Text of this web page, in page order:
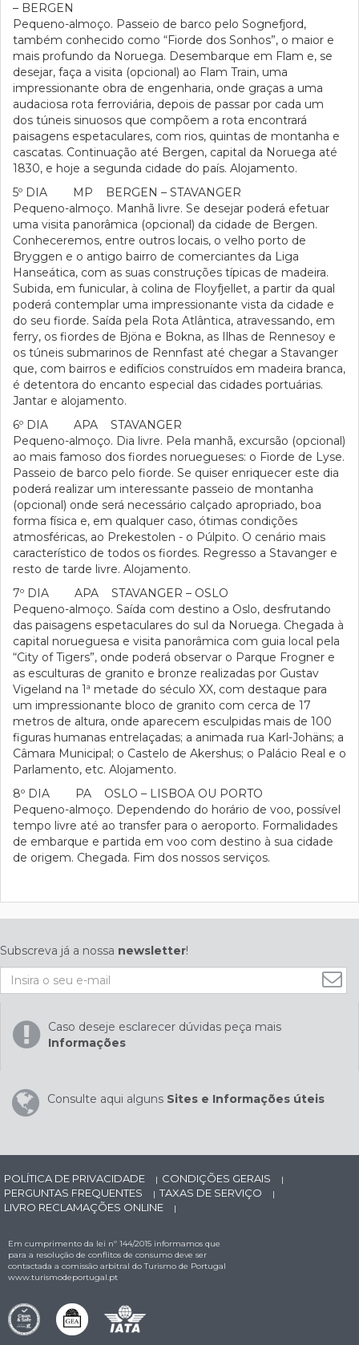
– BERGEN
Pequeno-almoço. Passeio de barco pelo Sognefjord,
também conhecido como “Fiorde dos Sonhos”, o maior e
mais profundo da Noruega. Desembarque em Flam e, se
desejar, faça a visita (opcional) ao Flam Train, uma
impressionante obra de engenharia, onde graças a uma
audaciosa rota ferroviária, depois de passar por cada um
dos túneis sinuosos que compõem a rota encontrará
paisagens espetaculares, com rios, quintas de montanha e
cascatas. Continuação até Bergen, capital da Noruega até
1830, e hoje a segunda cidade do país. Alojamento.
5º DIA MP BERGEN – STAVANGER
Pequeno-almoço. Manhã livre. Se desejar poderá efetuar
uma visita panorâmica (opcional) da cidade de Bergen.
Conheceremos, entre outros locais, o velho porto de
Bryggen e o antigo bairro de comerciantes da Liga
Hanseática, com as suas construções típicas de madeira.
Subida, em funicular, à colina de Floyfjellet, a partir da qual
poderá contemplar uma impressionante vista da cidade e
do seu fiorde. Saída pela Rota Atlântica, atravessando, em
ferry, os fiordes de Bjöna e Bokna, as Ilhas de Rennesoy e
os túneis submarinos de Rennfast até chegar a Stavanger
que, com bairros e edifícios construídos em madeira branca,
é detentora do encanto especial das cidades portuárias.
Jantar e alojamento.
6º DIA APA STAVANGER
Pequeno-almoço. Dia livre. Pela manhã, excursão (opcional)
ao mais famoso dos fiordes noruegueses: o Fiorde de Lyse.
Passeio de barco pelo fiorde. Se quiser enriquecer este dia
poderá realizar um interessante passeio de montanha
(opcional) onde será necessário calçado apropriado, boa
forma física e, em qualquer caso, ótimas condições
atmosféricas, ao Prekestolen - o Púlpito. O cenário mais
característico de todos os fiordes. Regresso a Stavanger e
resto de tarde livre. Alojamento.
7º DIA APA STAVANGER – OSLO
Pequeno-almoço. Saída com destino a Oslo, desfrutando
das paisagens espetaculares do sul da Noruega. Chegada à
capital norueguesa e visita panorâmica com guia local pela
“City of Tigers”, onde poderá observar o Parque Frogner e
as esculturas de granito e bronze realizadas por Gustav
Vigeland na 1ª metade do século XX, com destaque para
um impressionante bloco de granito com cerca de 17
metros de altura, onde aparecem esculpidas mais de 100
figuras humanas entrelaçadas; a animada rua Karl-Johäns; a
Câmara Municipal; o Castelo de Akershus; o Palácio Real e o
Parlamento, etc. Alojamento.
8º DIA PA OSLO – LISBOA OU PORTO
Pequeno-almoço. Dependendo do horário de voo, possível
tempo livre até ao transfer para o aeroporto. Formalidades
de embarque e partida em voo com destino à sua cidade
de origem. Chegada. Fim dos nossos serviços.
Subscreva já a nossa newsletter!
Caso deseje esclarecer dúvidas peça mais
Informações
Consulte aqui alguns Sites e Informações úteis
POLÍTICA DE PRIVACIDADE | CONDIÇÕES GERAIS |
PERGUNTAS FREQUENTES | TAXAS DE SERVIÇO |
LIVRO RECLAMAÇÕES ONLINE |
Em cumprimento da lei nº 144/2015 informamos que
para a resolução de conflitos de consumo deve ser
contactada a comissão arbitral do Turismo de Portugal
www.turismodeportugal.pt